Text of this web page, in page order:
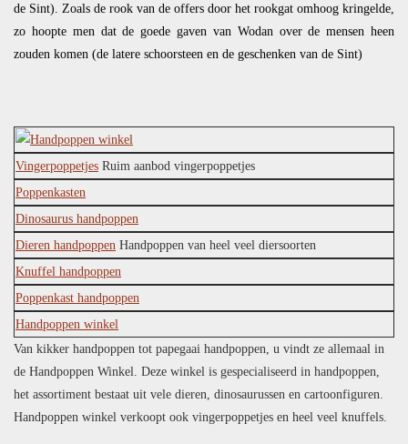
de Sint). Zoals de rook van de offers door het rookgat omhoog kringelde,
zo hoopte men dat de goede gaven van Wodan over de mensen heen
zouden komen (de latere schoorsteen en de geschenken van de Sint)
Vingerpoppetjes Ruim aanbod vingerpoppetjes
Poppenkasten
Dinosaurus handpoppen
Dieren handpoppen Handpoppen van heel veel diersoorten
Knuffel handpoppen
Poppenkast handpoppen
Handpoppen winkel
Van kikker handpoppen tot papegaai handpoppen, u vindt ze allemaal in
de Handpoppen Winkel. Deze winkel is gespecialiseerd in handpoppen,
het assortiment bestaat uit vele dieren, dinosaurussen en cartoonfiguren.
Handpoppen winkel verkoopt ook vingerpoppetjes en heel veel knuffels.